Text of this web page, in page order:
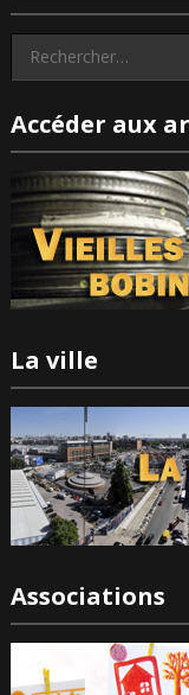
Rechercher :
Accéder aux
La ville
Associations